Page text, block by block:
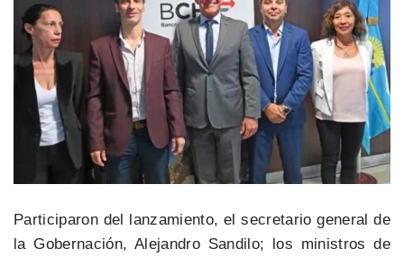
Participaron del lanzamiento, el secretario general de
la Gobernación, Alejandro Sandilo; los ministros de